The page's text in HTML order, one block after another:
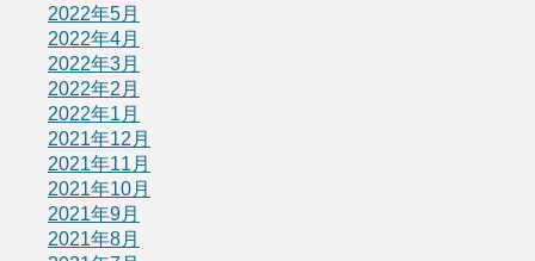
2022年5月
2022年4月
2022年3月
2022年2月
2022年1月
2021年12月
2021年11月
2021年10月
2021年9月
2021年8月